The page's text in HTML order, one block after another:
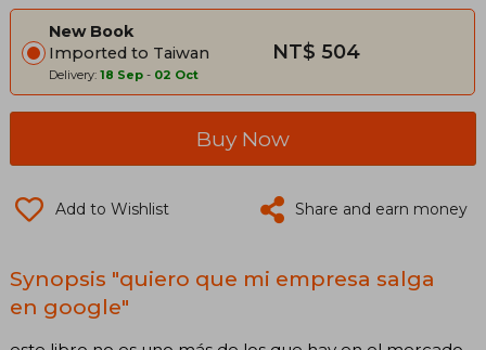
New Book
Imported to Taiwan
Delivery: 18 Sep - 02 Oct
NT$ 504
Buy Now
Add to Wishlist Share and earn money
Synopsis "quiero que mi empresa salga
en google"